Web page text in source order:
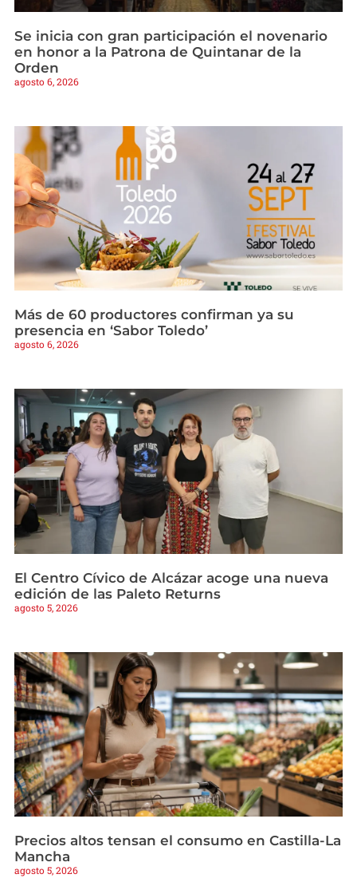
Se inicia con gran participación el novenario
en honor a la Patrona de Quintanar de la
Orden
agosto 6, 2026
Más de 60 productores confirman ya su
presencia en ‘Sabor Toledo’
agosto 6, 2026
El Centro Cívico de Alcázar acoge una nueva
edición de las Paleto Returns
agosto 5, 2026
Precios altos tensan el consumo en Castilla-La
Mancha
agosto 5, 2026